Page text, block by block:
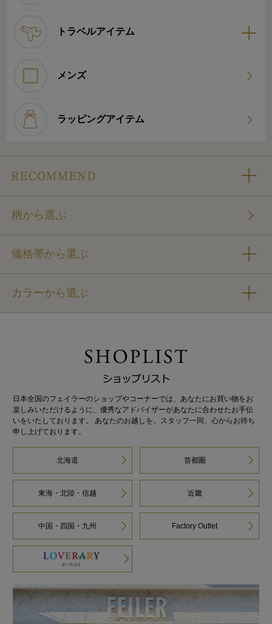
トラベルアイテム
メンズ
ラッピングアイテム
柄から選ぶ
価格帯から選ぶ
カラーから選ぶ
日本全国のフェイラーのショップやコーナーでは、あなたにお買い物をお
楽しみいただけるように、優秀なアドバイザーがあなたに合わせたお手伝
いをいたしております。 あなたのお越しを、スタッフ一同、心からお待ち
申し上げております。
北海道 首都圏
東海・北陸・信越 近畿
中国・四国・九州 Factory Outlet